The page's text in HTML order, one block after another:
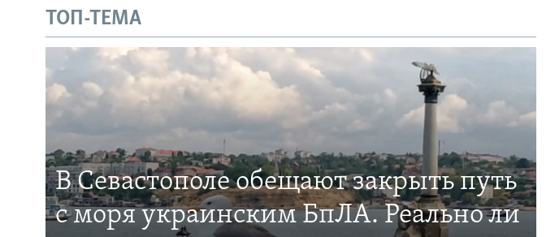
ТОП-ТЕМА
В Севастополе обещают закрыть путь
с моря украинским БпЛА. Реально ли